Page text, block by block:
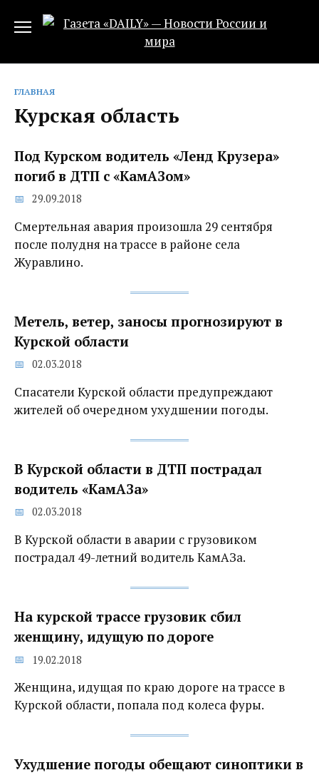
ГЛАВНАЯ
Курская область
Под Курском водитель «Ленд Крузера»
погиб в ДТП с «КамАЗом»
29.09.2018
Смертельная авария произошла 29 сентября
после полудня на трассе в районе села
Журавлино.
Метель, ветер, заносы прогнозируют в
Курской области
02.03.2018
Спасатели Курской области предупреждают
жителей об очередном ухудшении погоды.
В Курской области в ДТП пострадал
водитель «КамАЗа»
02.03.2018
В Курской области в аварии с грузовиком
пострадал 49-летний водитель КамАЗа.
На курской трассе грузовик сбил
женщину, идущую по дороге
19.02.2018
Женщина, идущая по краю дороге на трассе в
Курской области, попала под колеса фуры.
Ухудшение погоды обещают синоптики в